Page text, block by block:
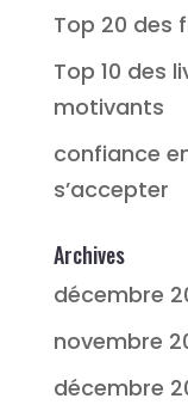
Top 20 des
Top 10 des
motivants
confiance
s’accepter
Archives
décembre
novembre
décembre